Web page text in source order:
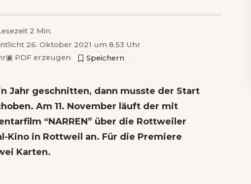
26. Oktober 2021 um 8.53 Uhr
▣ PDF erzeugen
2 Min.
Jahr geschnitten, dann musste der Start
Am 11. November läuft der mit
“NARREN” über die Rottweiler
Kino in Rottweil an. Für die Premiere
Karten.